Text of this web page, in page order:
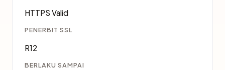
HTTPS Valid
PENERBIT SSL
R12
BERLAKU SAMPAI